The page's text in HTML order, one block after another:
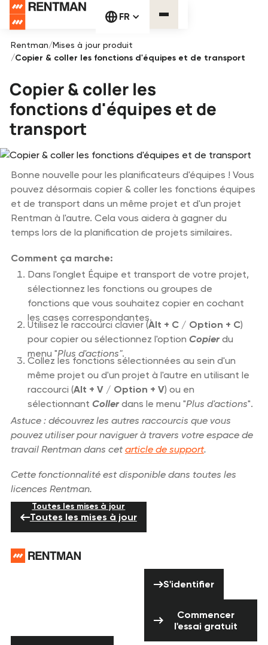
FR
Rentman/Mises à jour produit
/Copier & coller les fonctions d'équipes et de transport
Copier & coller les
fonctions d'équipes et de
transport
Bonne nouvelle pour les planificateurs d'équipes ! Vous
pouvez désormais copier & coller les fonctions équipes
et de transport dans un même projet et d'un projet
Rentman à l'autre. Cela vous aidera à gagner du
temps lors de la planification de projets similaires.
Comment ça marche:
Dans l'onglet Équipe et transport de votre projet,
sélectionnez les fonctions ou groupes de
fonctions que vous souhaitez copier en cochant
les cases correspondantes.
Utilisez le raccourci clavier (Alt + C / Option + C)
pour copier ou sélectionnez l'optionCopierdu
menu "Plus d'actions".
Collez les fonctions sélectionnées au sein d'un
même projet ou d'un projet à l'autre en utilisant le
raccourci (Alt + V / Option + V) ou en
sélectionnantCollerdans le menu "Plus d'actions".
Astuce : découvrez les autres raccourcis que vous
pouvez utiliser pour naviguer à travers votre espace de
travail Rentman dans cet article de support.
Cette fonctionnalité est disponible dans toutes les
licences Rentman.
Toutes les mises à jour
Toutes les mises à jour
S'identifier
Commencer
l'essai gratuit